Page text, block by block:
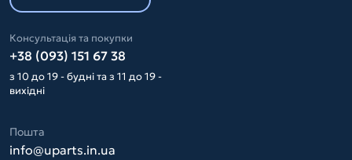
Консультація та покупки
+38 (093) 151 67 38
з 10 до 19 - будні та з 11 до 19 -
вихідні
Пошта
info@uparts.in.ua